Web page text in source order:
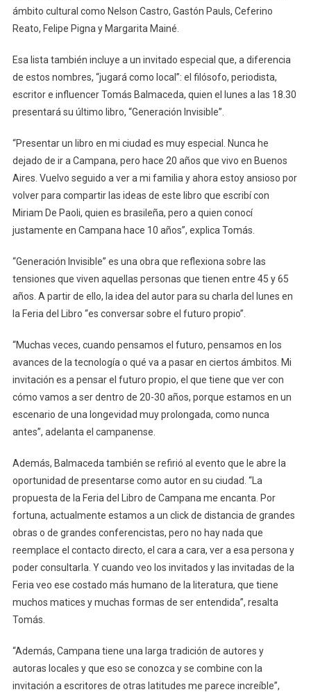
ámbito cultural como Nelson Castro, Gastón Pauls, Ceferino
Reato, Felipe Pigna y Margarita Mainé.
Esa lista también incluye a un invitado especial que, a diferencia
de estos nombres, “jugará como local”: el filósofo, periodista,
escritor e influencer Tomás Balmaceda, quien el lunes a las 18.30
presentará su último libro, “Generación Invisible”.
“Presentar un libro en mi ciudad es muy especial. Nunca he
dejado de ir a Campana, pero hace 20 años que vivo en Buenos
Aires. Vuelvo seguido a ver a mi familia y ahora estoy ansioso por
volver para compartir las ideas de este libro que escribí con
Miriam De Paoli, quien es brasileña, pero a quien conocí
justamente en Campana hace 10 años”, explica Tomás.
“Generación Invisible” es una obra que reflexiona sobre las
tensiones que viven aquellas personas que tienen entre 45 y 65
años. A partir de ello, la idea del autor para su charla del lunes en
la Feria del Libro “es conversar sobre el futuro propio”.
“Muchas veces, cuando pensamos el futuro, pensamos en los
avances de la tecnología o qué va a pasar en ciertos ámbitos. Mi
invitación es a pensar el futuro propio, el que tiene que ver con
cómo vamos a ser dentro de 20-30 años, porque estamos en un
escenario de una longevidad muy prolongada, como nunca
antes”, adelanta el campanense.
Además, Balmaceda también se refirió al evento que le abre la
oportunidad de presentarse como autor en su ciudad. “La
propuesta de la Feria del Libro de Campana me encanta. Por
fortuna, actualmente estamos a un click de distancia de grandes
obras o de grandes conferencistas, pero no hay nada que
reemplace el contacto directo, el cara a cara, ver a esa persona y
poder consultarla. Y cuando veo los invitados y las invitadas de la
Feria veo ese costado más humano de la literatura, que tiene
muchos matices y muchas formas de ser entendida”, resalta
Tomás.
“Además, Campana tiene una larga tradición de autores y
autoras locales y que eso se conozca y se combine con la
invitación a escritores de otras latitudes me parece increíble”,